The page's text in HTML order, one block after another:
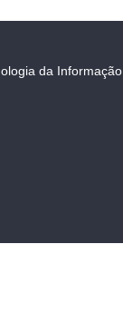
da Informação